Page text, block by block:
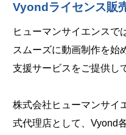
Vyondライセンス販
ヒューマンサイエンスで
スムーズに動画制作を始
支援サービスをご提供し
株式会社ヒューマンサイ
式代理店として、Vyond